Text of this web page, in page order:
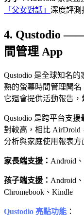
「父女對話」 深度評測
4. Qustodio
間管理 App
Qustodio 是全球知名
熟的螢幕時間管理聞名
它還會提供活動報告
Qustodio 是跨平台支
對較高，相比 AirDroid
分析與家庭使用報表方
家長端支援： Android
孩子端支援： Android
Chromebook、Kindle
Qustodio 亮點功能 ：